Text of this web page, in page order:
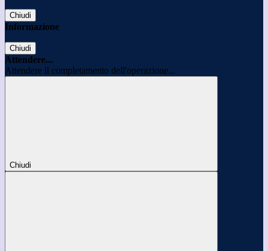
Chiudi
Informazione
Chiudi
Attendere...
Attendere il completamento dell'operazione...
Chiudi